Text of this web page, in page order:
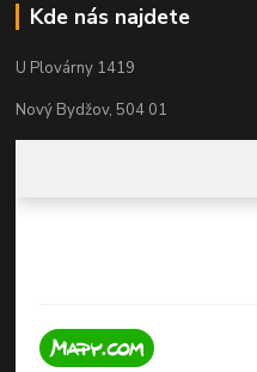
Kde nás najdete
U Plovárny 1419
Nový Bydžov, 504 01